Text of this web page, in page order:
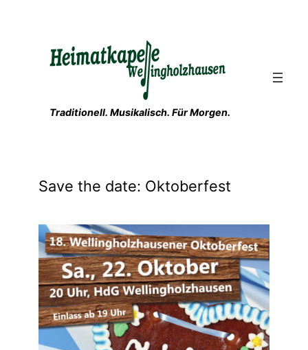
Traditionell. Musikalisch. Für Morgen.
Save the date: Oktoberfest